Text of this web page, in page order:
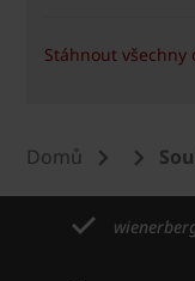
Stáhnout všechny
Domů